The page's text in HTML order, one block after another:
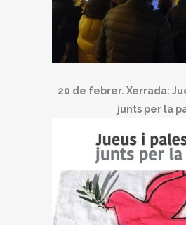
20 de febrer. Xerrada:
junts per la